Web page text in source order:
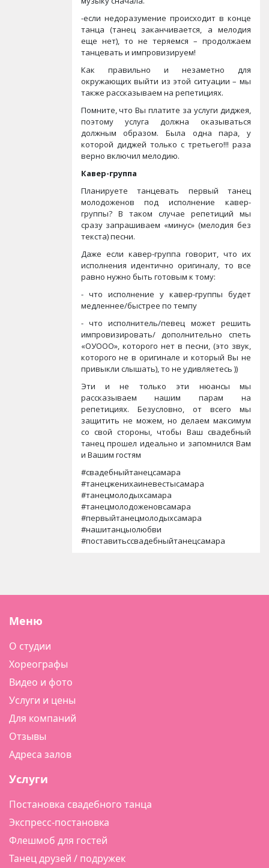
-если недоразумение происходит в конце
танца (танец заканчивается, а мелодия
еще нет), то не теряемся – продолжаем
танцевать и импровизируем!
Как правильно и незаметно для
окружающих выйти из этой ситуации – мы
также рассказываем на репетициях.
Помните, что Вы платите за услуги диджея,
поэтому услуга должна оказываться
должным образом. Была одна пара, у
которой диджей только с третьего!!! раза
верно включил мелодию.
Кавер-группа
Планируете танцевать первый танец
молодоженов под исполнение кавер-
группы? В таком случае репетиций мы
сразу запрашиваем «минус» (мелодия без
текста) песни.
Даже если кавер-группа говорит, что их
исполнения идентично оригиналу, то все
равно нужно быть готовым к тому:
- что исполнение у кавер-группы будет
медленнее/быстрее по темпу
- что исполнитель/певец может решить
импровизировать/ дополнительно спеть
«ОУООО», которого нет в песни, (это звук,
которого не в оригинале и который Вы не
привыкли слышать), то не удивляетесь ))
Эти и не только эти нюансы мы
рассказываем нашим парам на
репетициях. Безусловно, от всего мы
защитить не можем, но делаем максимум
со свой стороны, чтобы Ваш свадебный
танец прошел идеально и запомнился Вам
и Вашим гостям
#свадебныйтанецсамара
#танецженихаиневестысамара
#танецмолодыхсамара
#танецмолодоженовсамара
#первыйтанецмолодыхсамара
#нашитанцыолюбви
#поставитьссвадебныйтанецсамара
Меню
О студии
Хореографы
Видео и фото
Услуги и цены
Для компаний
Отзывы
Адреса залов
Услуги
Постановка свадебного танца
Экспресс-постановка
Флешмоб для гостей
Танец друзей / подружек